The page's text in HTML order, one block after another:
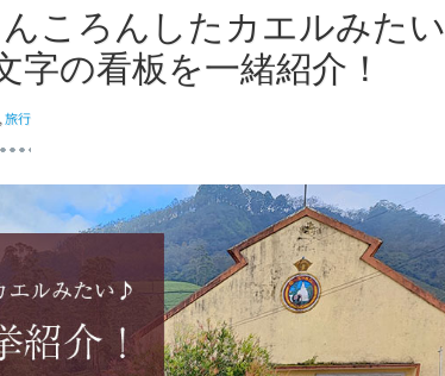
ころんしたカエルみたい
の看板を一緒紹介！
,旅行